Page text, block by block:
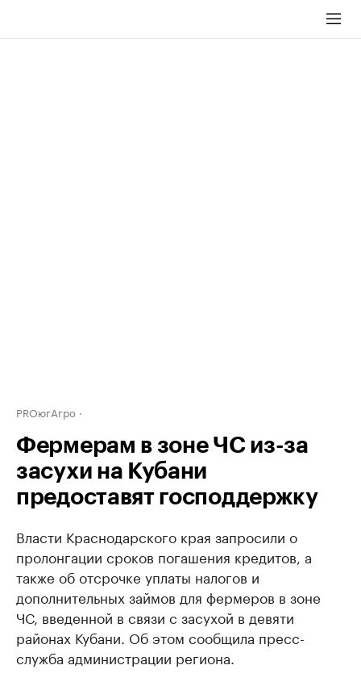
PROюгАгро
Фермерам в зоне ЧС из-за
засухи на Кубани
предоставят господдержку
Власти Краснодарского края запросили о
пролонгации сроков погашения кредитов, а
также об отсрочке уплаты налогов и
дополнительных займов для фермеров в зоне
ЧС, введенной в связи с засухой в девяти
районах Кубани. Об этом сообщила пресс-
служба администрации региона.